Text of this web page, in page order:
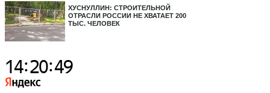
ХУСНУЛЛИН: СТРОИТЕЛЬНОЙ
ОТРАСЛИ РОССИИ НЕ ХВАТАЕТ 200
ТЫС. ЧЕЛОВЕК